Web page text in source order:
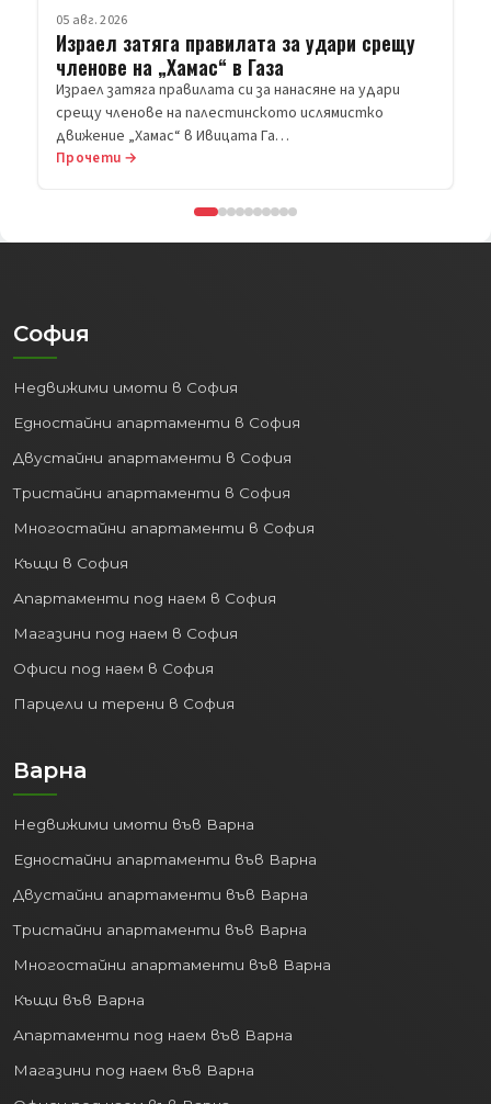
Прочети →
София
Недвижими имоти в София
Едностайни апартаменти в София
Двустайни апартаменти в София
Тристайни апартаменти в София
Многостайни апартаменти в София
Къщи в София
Апартаменти под наем в София
Магазини под наем в София
Офиси под наем в София
Парцели и терени в София
Варна
Недвижими имоти във Варна
Едностайни апартаменти във Варна
Двустайни апартаменти във Варна
Тристайни апартаменти във Варна
Многостайни апартаменти във Варна
Къщи във Варна
Апартаменти под наем във Варна
Магазини под наем във Варна